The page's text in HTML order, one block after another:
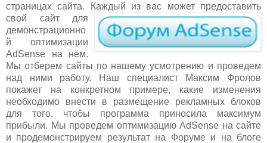
страницах сайта. Каждый из вас может предоставить
свой сайт для
демонстрационно
й оптимизации
AdSense на нём.
Мы отберем сайты по нашему усмотрению и проведем
над ними работу. Наш специалист Максим Фролов
покажет на конкретном примере, какие изменения
необходимо внести в размещение рекламных блоков
для того, чтобы программа приносила максимум
прибыли. Мы проведем оптимизацию AdSense на сайте
и продемонстрируем результат на Форуме и на блоге